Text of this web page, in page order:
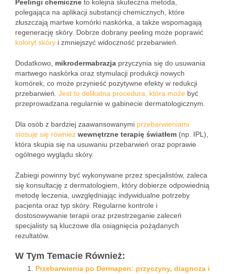
Peelingi chemiczne to kolejna skuteczna metoda,
polegająca na aplikacji substancji chemicznych, które
złuszczają martwe komórki naskórka, a także wspomagają
regenerację skóry. Dobrze dobrany peeling może poprawić
koloryt skóry i zmniejszyć widoczność przebarwień.
Dodatkowo, mikrodermabrazja przyczynia się do usuwania
martwego naskórka oraz stymulacji produkcji nowych
komórek, co może przynieść pozytywne efekty w redukcji
przebarwień. Jest to delikatna procedura, która może być
przeprowadzana regularnie w gabinecie dermatologicznym.
Dla osób z bardziej zaawansowanymi przebarwieniami
stosuje się również wewnętrzne terapię światłem (np. IPL),
która skupia się na usuwaniu przebarwień oraz poprawie
ogólnego wyglądu skóry.
Zabiegi powinny być wykonywane przez specjalistów, zaleca
się konsultację z dermatologiem, który dobierze odpowiednią
metodę leczenia, uwzględniając indywidualne potrzeby
pacjenta oraz typ skóry. Regularne kontrole i
dostosowywanie terapii oraz przestrzeganie zaleceń
specjalisty są kluczowe dla osiągnięcia pożądanych
rezultatów.
W Tym Temacie Również:
Przebarwienia po Dermapen: przyczyny, diagnoza i